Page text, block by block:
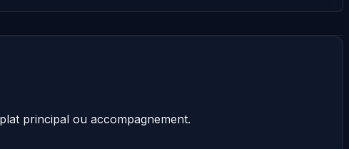
principal ou accompagnement.